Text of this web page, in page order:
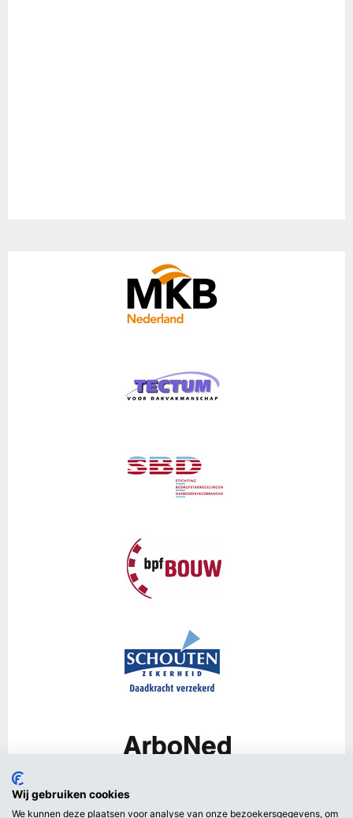
Wij gebruiken cookies
We kunnen deze plaatsen voor analyse van onze bezoekersgegevens, om